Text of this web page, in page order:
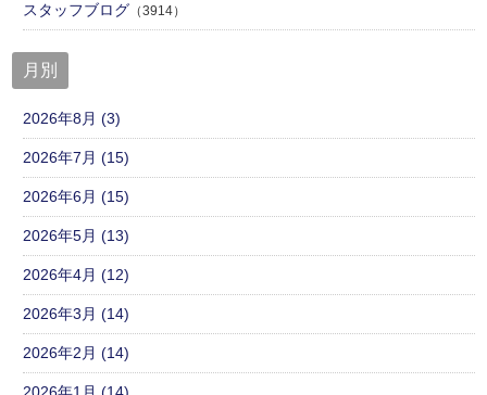
スタッフブログ （3914）
月別
2026年8月 (3)
2026年7月 (15)
2026年6月 (15)
2026年5月 (13)
2026年4月 (12)
2026年3月 (14)
2026年2月 (14)